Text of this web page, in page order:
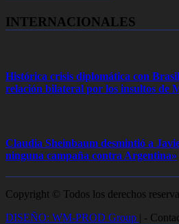
INTERNACIONALES
Histórica crisis diplomática con
relación bilateral por los insultos de
Claudia Sheinbaum desmintió a
ninguna campaña contra Argentina»
Copyright © Todos los derechos
DISEÑO: WM-PROD Group | -